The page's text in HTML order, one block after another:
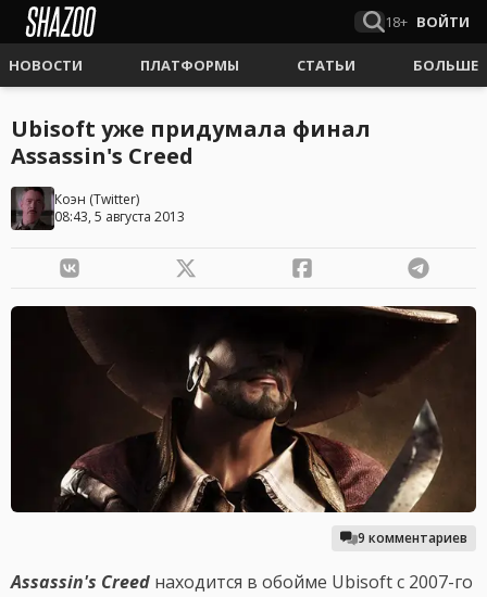
18+ ВОЙТИ
НОВОСТИ ПЛАТФОРМЫ СТАТЬИ БОЛЬШЕ
Ubisoft уже придумала финал
Assassin's Creed
Коэн (Twitter)
08:43, 5 августа 2013
9 комментариев
Assassin's Creed находится в обойме Ubisoft с 2007-го